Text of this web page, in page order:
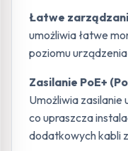
Łatwe
umożliwia łatwe
poziomu
Zasilanie PoE+
Umożliwia
co upraszcza
dodatkowych kabli